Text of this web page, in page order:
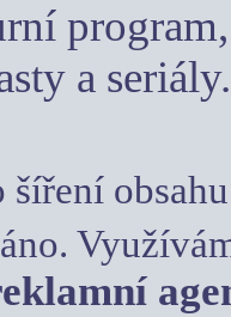
a seriály.